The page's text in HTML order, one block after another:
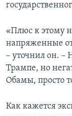
«Плюс к этому
напряженные
– уточнил он. –
Трампе, но
Обамы, просто
Как кажется